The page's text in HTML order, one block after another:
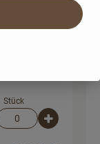
ganz
Stück